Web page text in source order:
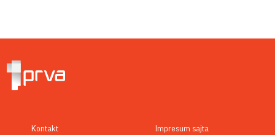
Kontakt Impresum sajta